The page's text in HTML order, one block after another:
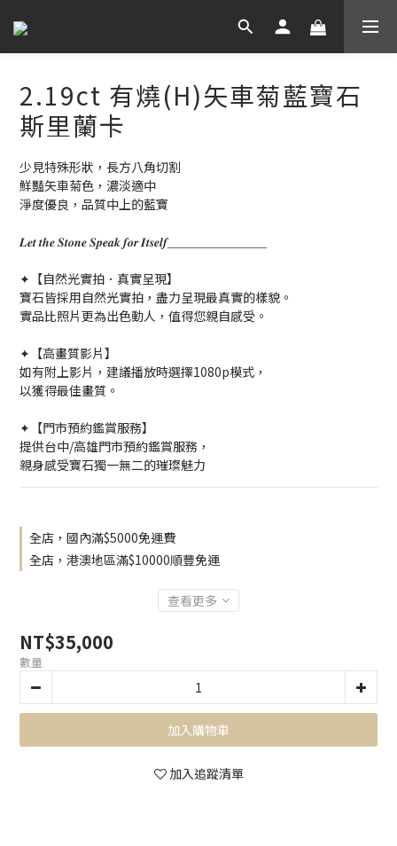
2.19ct 有燒(H)矢車菊藍寶石
斯里蘭卡
少見特殊形狀，長方八角切割
鮮豔矢車菊色，濃淡適中
淨度優良，品質中上的藍寶
𝑳𝒆𝒕 𝒕𝒉𝒆 𝑺𝒕𝒐𝒏𝒆 𝑺𝒑𝒆𝒂𝒌 𝒇𝒐𝒓 𝑰𝒕𝒔𝒆𝒍𝒇＿＿＿＿＿＿＿＿
✦【自然光實拍．真實呈現】
寶石皆採用自然光實拍，盡力呈現最真實的樣貌。
實品比照片更為出色動人，值得您親自感受。
✦【高畫質影片】
如有附上影片，建議播放時選擇1080p模式，
以獲得最佳畫質。
✦【門市預約鑑賞服務】
提供台中/高雄門市預約鑑賞服務，
親身感受寶石獨一無二的璀璨魅力
全店，國內滿$5000免運費
全店，港澳地區滿$10000順豐免運
查看更多
NT$35,000
數量
加入購物車
加入追蹤清單